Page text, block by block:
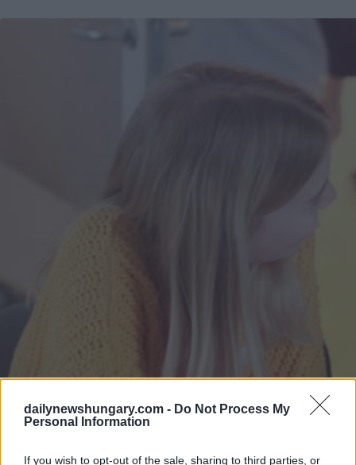
dailynewshungary.com - Do Not Process My
Personal Information
If you wish to opt-out of the sale, sharing to third parties, or